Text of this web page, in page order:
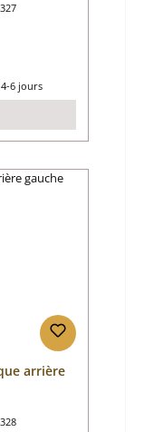
6 jours
arrière